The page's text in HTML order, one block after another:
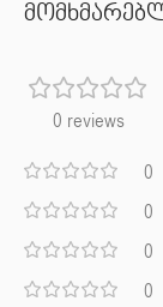
0 reviews
0
0
0
0